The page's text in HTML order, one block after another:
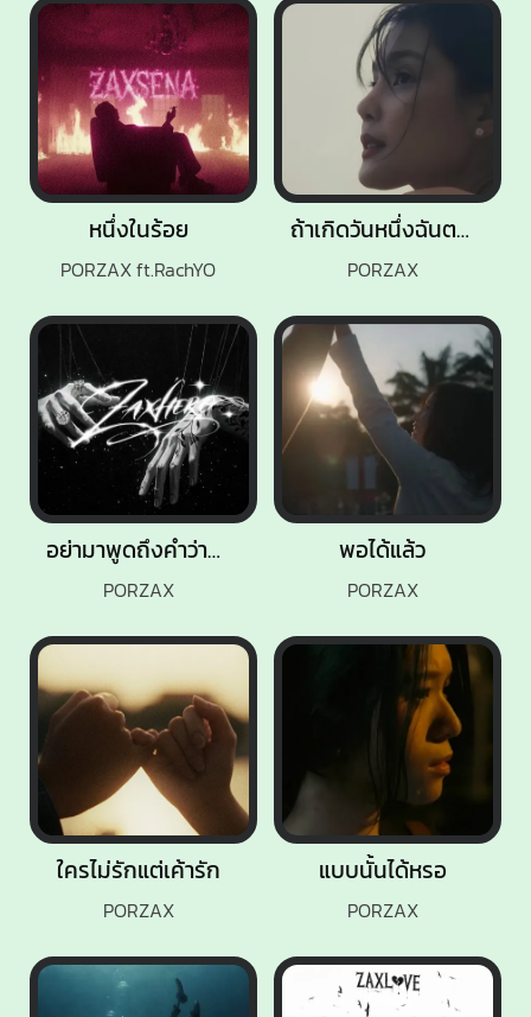
พอได้แล้ว
PORZAX
ใครไม่รักแต่เค้ารัก
PORZAX
หนึ่งในร้อย
PORZAX ft.RachYO
อย่ามาพูดถึงคำว่ารัก
PORZAX
แบบนั้นได้หรอ
PORZAX
ถ้าเกิดวันหนึ่งฉันตาย
PORZAX